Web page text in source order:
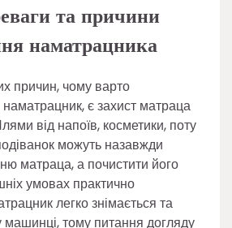
та причини
наматрацника
причин, чому варто
є захист матраца
від напоїв, косметики, поту
можуть назавжди
матраца, а почистити його
умовах практично
легко знімається та
машинці, тому питання догляду